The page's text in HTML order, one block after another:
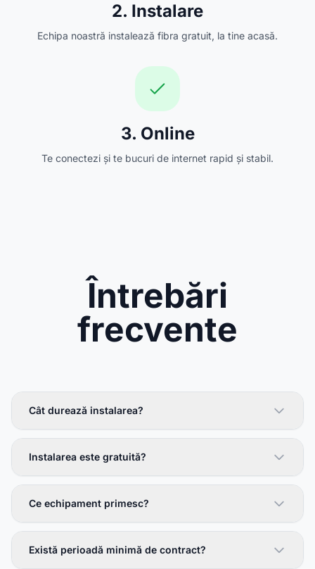
2. Instalare
Echipa noastră instalează fibra gratuit, la tine acasă.
3. Online
Te conectezi și te bucuri de internet rapid și stabil.
Întrebări
frecvente
Cât durează instalarea?
Instalarea este gratuită?
Ce echipament primesc?
Există perioadă minimă de contract?